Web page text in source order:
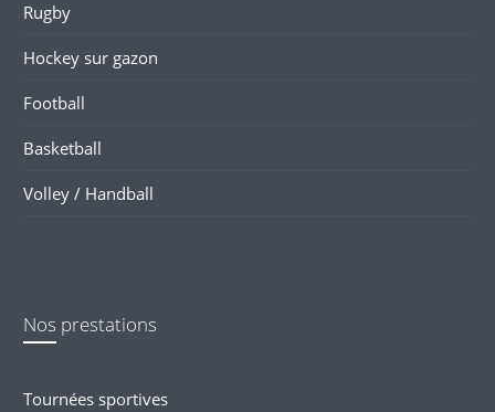
Rugby
Hockey sur gazon
Football
Basketball
Volley / Handball
Nos prestations
Tournées sportives